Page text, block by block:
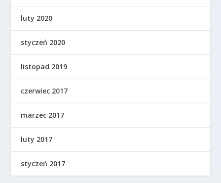
luty 2020
styczeń 2020
listopad 2019
czerwiec 2017
marzec 2017
luty 2017
styczeń 2017